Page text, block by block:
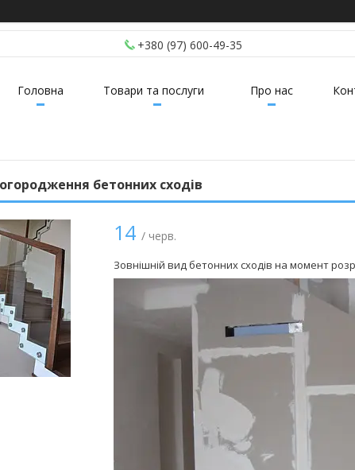
+380 (97) 600-49-35
Головна Товари та послуги Про нас
бетонних сходів
14 / черв.
Зовнішній вид бетонних сходів на момент